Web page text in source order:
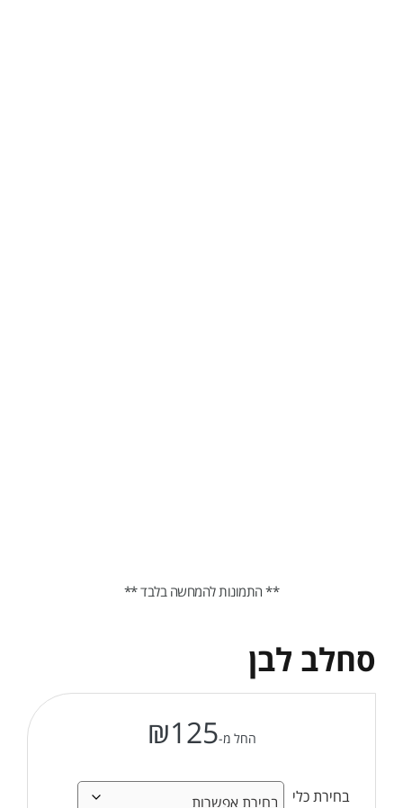
סחלב לבן
החל מ- ₪125
בחירת כלי
** התמונות להמחשה בלבד **